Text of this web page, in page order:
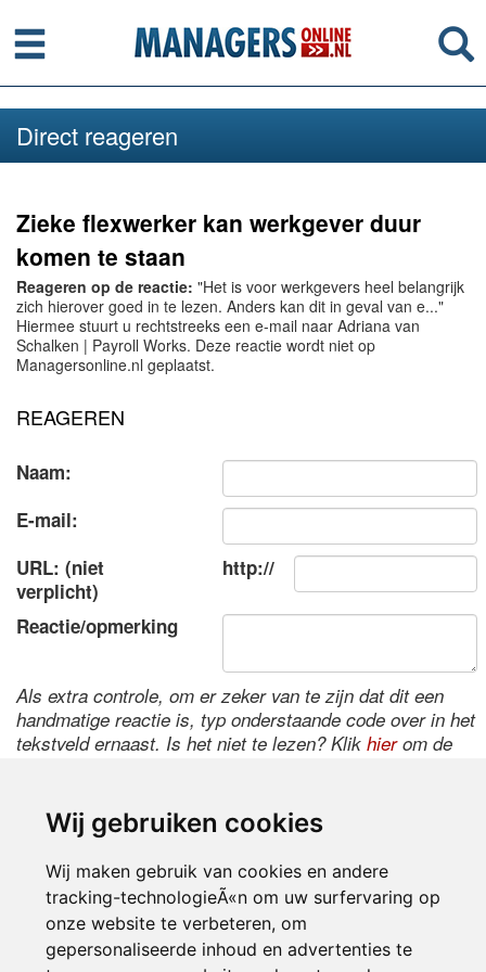
Wij gebruiken cookies
Wij maken gebruik van cookies en andere
tracking-technologieÃ«n om uw surfervaring op
onze website te verbeteren, om
gepersonaliseerde inhoud en advertenties te
Menu
Direct reageren
Zieke flexwerker kan werkgever duur
komen te staan
Reageren op de reactie: "Het is voor werkgevers heel belangrijk
zich hierover goed in te lezen. Anders kan dit in geval van e..."
Hiermee stuurt u rechtstreeks een e-mail naar Adriana van
Schalken | Payroll Works. Deze reactie wordt niet op
Managersonline.nl geplaatst.
REAGEREN
Naam:
E-mail:
URL: (niet
verplicht)
http://
Reactie/opmerking
Als extra controle, om er zeker van te zijn dat dit een
handmatige reactie is, typ onderstaande code over in het
tekstveld ernaast. Is het niet te lezen? Klik hierom de